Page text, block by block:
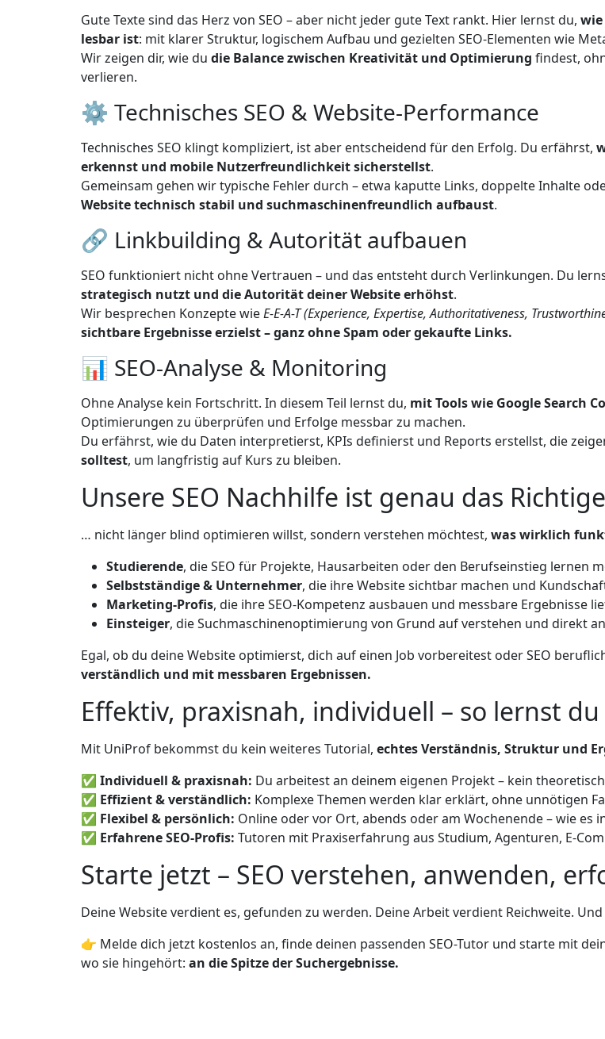
Gute Texte sind das Herz von SEO – aber nicht jeder gute Text rankt. Hier lernst du,
lesbar ist: mit klarer Struktur, logischem Aufbau und gezielten SEO-Elementen wie
Wir zeigen dir, wie du die Balance zwischen Kreativität und Optimierung findest,
verlieren.
⚙️ Technisches SEO & Website-Performance
Technisches SEO klingt kompliziert, ist aber entscheidend für den Erfolg. Du erfährst,
erkennst und mobile Nutzerfreundlichkeit sicherstellst.
Gemeinsam gehen wir typische Fehler durch – etwa kaputte Links, doppelte Inhalte
Website technisch stabil und suchmaschinenfreundlich aufbaust.
🔗 Linkbuilding & Autorität aufbauen
SEO funktioniert nicht ohne Vertrauen – und das entsteht durch Verlinkungen. Du
strategisch nutzt und die Autorität deiner Website erhöhst.
Wir besprechen Konzepte wieE-E-A-T (Experience, Expertise, Authoritativeness,
sichtbare Ergebnisse erzielst – ganz ohne Spam oder gekaufte Links.
📊 SEO-Analyse & Monitoring
Ohne Analyse kein Fortschritt. In diesem Teil lernst du, mit Tools wie Google Search
Optimierungen zu überprüfen und Erfolge messbar zu machen.
Du erfährst, wie du Daten interpretierst, KPIs definierst und Reports erstellst, die
solltest, um langfristig auf Kurs zu bleiben.
Unsere SEO Nachhilfe ist genau das
… nicht länger blind optimieren willst, sondern verstehen möchtest, was wirklich
Studierende, die SEO für Projekte, Hausarbeiten oder den Berufseinstieg lernen
Selbstständige & Unternehmer, die ihre Website sichtbar machen und
Marketing-Profis, die ihre SEO-Kompetenz ausbauen und messbare Ergebnisse
Einsteiger, die Suchmaschinenoptimierung von Grund auf verstehen und direkt
Egal, ob du deine Website optimierst, dich auf einen Job vorbereitest oder SEO
verständlich und mit messbaren Ergebnissen.
Effektiv, praxisnah, individuell – so lernst
Mit UniProf bekommst du kein weiteres Tutorial, echtes Verständnis, Struktur und
✅ Individuell & praxisnah: Du arbeitest an deinem eigenen Projekt – kein
✅ Effizient & verständlich: Komplexe Themen werden klar erklärt, ohne unnötigen
✅ Flexibel & persönlich: Online oder vor Ort, abends oder am Wochenende – wie es
✅ Erfahrene SEO-Profis: Tutoren mit Praxiserfahrung aus Studium, Agenturen, E-
Starte jetzt – SEO verstehen, anwenden,
Deine Website verdient es, gefunden zu werden. Deine Arbeit verdient Reichweite.
👉 Melde dich jetzt kostenlos an, finde deinen passenden SEO-Tutor und starte mit
wo sie hingehört: an die Spitze der Suchergebnisse.